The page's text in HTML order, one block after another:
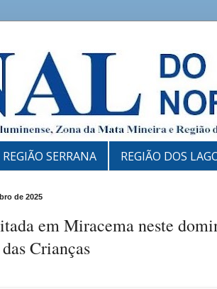
REGIÃO SERRANA REGIÃO DOS
de 2025
em Miracema neste
Crianças